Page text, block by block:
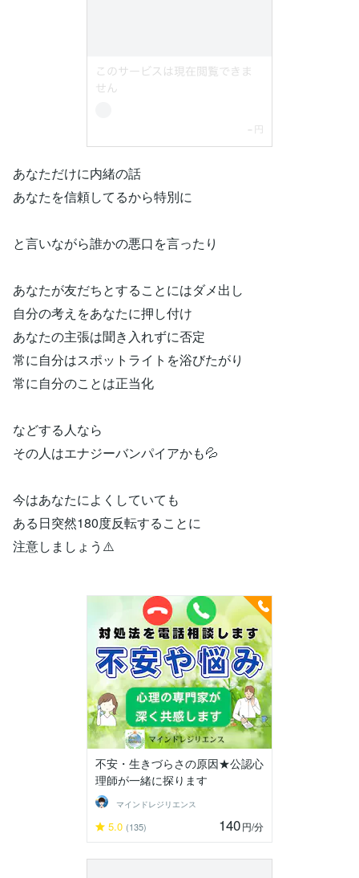
あなただけに内緒の話
あなたを信頼してるから特別に
と言いながら誰かの悪口を言ったり
あなたが友だちとすることにはダメ出し
自分の考えをあなたに押し付け
あなたの主張は聞き入れずに否定
常に自分はスポットライトを浴びたがり
常に自分のことは正当化
などする人なら
その人はエナジーバンパイアかも💦
今はあなたによくしていても
ある日突然180度反転することに
注意しましょう⚠️
不安・生きづらさの原因★公認心
理師が一緒に探ります
マインドレジリエンス
5.0 (135) 140円/分